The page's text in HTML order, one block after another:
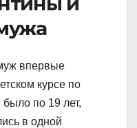
впервые
курсе по
по 19 лет,
в одной